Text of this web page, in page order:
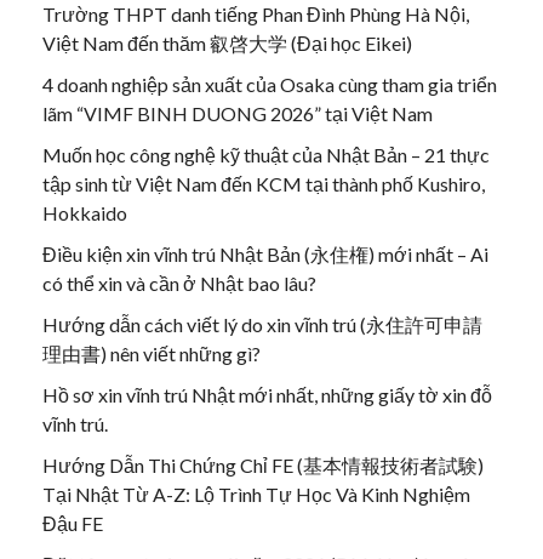
Trường THPT danh tiếng Phan Đình Phùng Hà Nội,
Việt Nam đến thăm 叡啓大学 (Đại học Eikei)
4 doanh nghiệp sản xuất của Osaka cùng tham gia triển
lãm “VIMF BINH DUONG 2026” tại Việt Nam
Muốn học công nghệ kỹ thuật của Nhật Bản – 21 thực
tập sinh từ Việt Nam đến KCM tại thành phố Kushiro,
Hokkaido
Điều kiện xin vĩnh trú Nhật Bản (永住権) mới nhất – Ai
có thể xin và cần ở Nhật bao lâu?
Hướng dẫn cách viết lý do xin vĩnh trú (永住許可申請
理由書) nên viết những gì?
Hồ sơ xin vĩnh trú Nhật mới nhất, những giấy tờ xin đỗ
vĩnh trú.
Hướng Dẫn Thi Chứng Chỉ FE (基本情報技術者試験)
Tại Nhật Từ A-Z: Lộ Trình Tự Học Và Kinh Nghiệm
Đậu FE